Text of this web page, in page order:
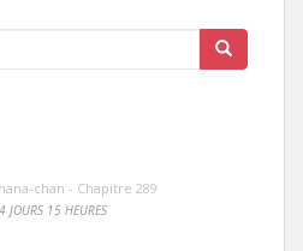
chan - Chapitre 289
JOURS 15 HEURES